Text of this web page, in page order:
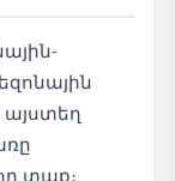
այստեղ
տաք։